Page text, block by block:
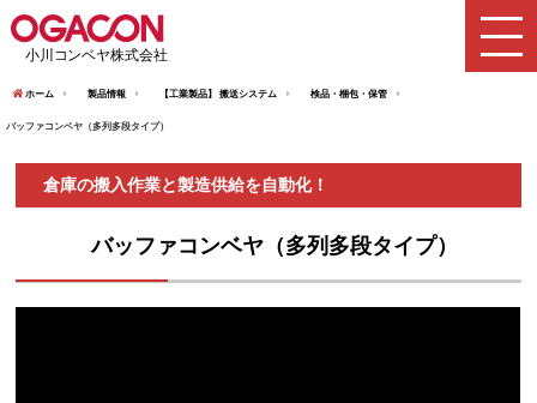
ホーム 製品情報 【工業製品】 搬送システム 検品・梱包・保管
バッファコンベヤ（多列多段タイプ）
倉庫の搬入作業と製造供給を自動化！
バッファコンベヤ（多列多段タイプ）